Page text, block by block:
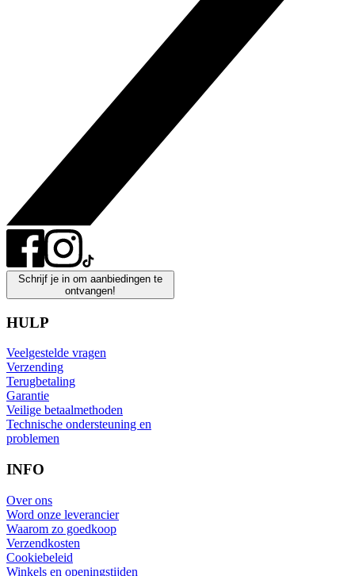
Schrijf je in om aanbiedingen te
ontvangen!
HULP
Veelgestelde vragen
Verzending
Terugbetaling
Garantie
Veilige betaalmethoden
Technische ondersteuning en
problemen
INFO
Over ons
Word onze leverancier
Waarom zo goedkoop
Verzendkosten
Cookiebeleid
Winkels en openingstijden